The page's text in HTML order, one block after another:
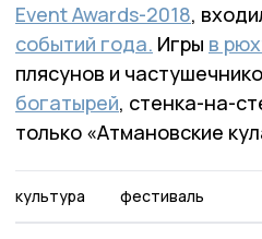
Event Awards-2018,
событий года. Игры в
плясунов и
богатырей, стенка-на-
только «Атмановские
культура фестиваль